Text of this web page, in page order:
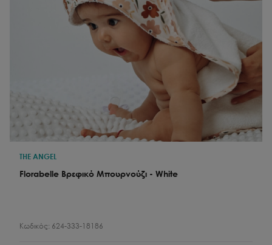
THE ANGEL
Florabelle Βρεφικό Μπουρνούζι - White
Κωδικός: 624-333-18186